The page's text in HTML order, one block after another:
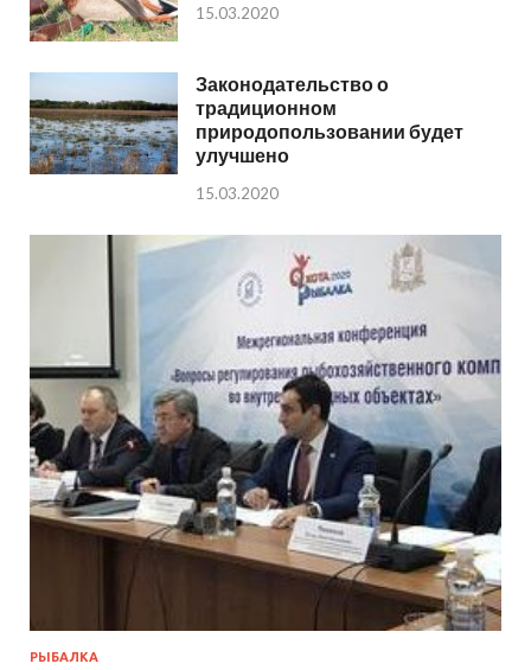
15.03.2020
Законодательство о
традиционном
природопользовании будет
улучшено
15.03.2020
РЫБАЛКА